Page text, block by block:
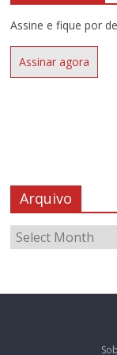
Assine e fique por
Assinar agora
Arquivo